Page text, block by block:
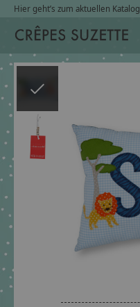
Hier geht’s zum aktuellen Katalog